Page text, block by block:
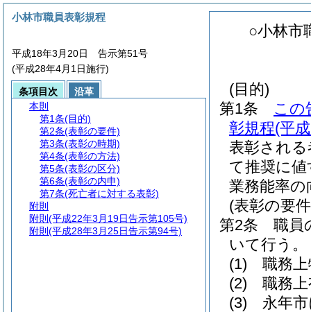
○小林市
(目的)
第1条
この
彰規程(平
表彰され
て推奨に
業務能率
(表彰の要
第2条
職員
いて行う。
(1)
職務
(2)
職務
(3)
永年
小林市職員表彰規程
平成18年3月20日 告示第51号
(平成28年4月1日施行)
条項目次
沿革
本則
第1条(目的)
第2条(表彰の要件)
第3条(表彰の時期)
第4条(表彰の方法)
第5条(表彰の区分)
第6条(表彰の内申)
第7条(死亡者に対する表彰)
附則
附則 (平成22年3月19日告示第105号)
附則 (平成28年3月25日告示第94号)